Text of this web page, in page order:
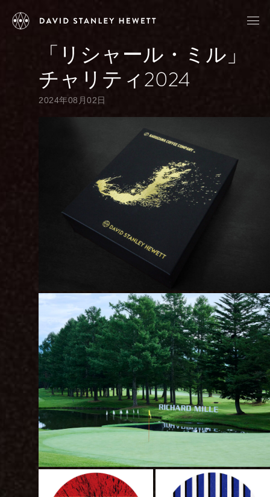
「リシャール・ミル」
チャリティ2024
2024年08月02日